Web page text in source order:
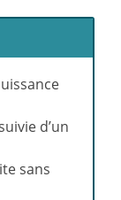
d’un
sans